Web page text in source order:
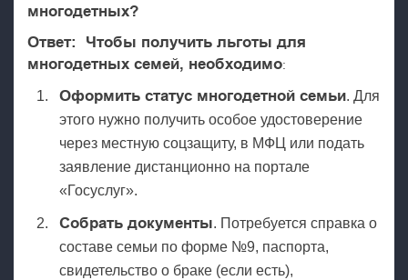
многодетных?
Ответ: Чтобы получить льготы для
многодетных семей, необходимо:
Оформить статус многодетной семьи. Для
этого нужно получить особое удостоверение
через местную соцзащиту, в МФЦ или подать
заявление дистанционно на портале
«Госуслуг».
Собрать документы. Потребуется справка о
составе семьи по форме №9, паспорта,
свидетельство о браке (если есть),